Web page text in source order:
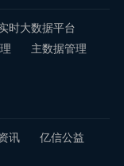
时大数据平台
主数据管理
讯 亿信公益